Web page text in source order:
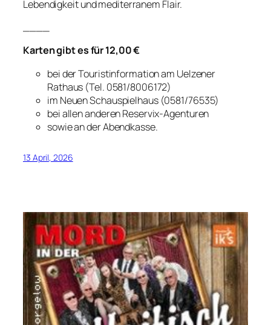
Lebendigkeit und mediterranem Flair.
Karten gibt es für 12,00 €
bei der Touristinformation am Uelzener
Rathaus (Tel. 0581/8006172)
im Neuen Schauspielhaus (0581/76535)
bei allen anderen Reservix-Agenturen
sowie an der Abendkasse.
13 April, 2026